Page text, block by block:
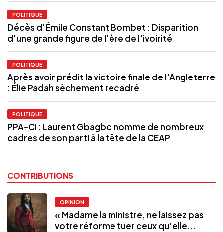
POLITIQUE
Décès d'Émile Constant Bombet : Disparition
d'une grande figure de l'ère de l'ivoirité
POLITIQUE
Après avoir prédit la victoire finale de l'Angleterre
: Élie Padah sèchement recadré
POLITIQUE
PPA-CI : Laurent Gbagbo nomme de nombreux
cadres de son parti à la tête de la CEAP
CONTRIBUTIONS
OPINION
« Madame la ministre, ne laissez pas
votre réforme tuer ceux qu’elle...